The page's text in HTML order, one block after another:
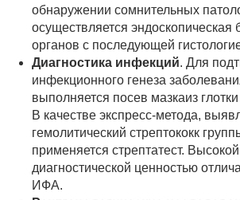
обнаружении сомнительных
осуществляется
органов с последующей
Диагностика инфекций. Для
инфекционного генеза
выполняется посев мазкаиз
В качестве экспресс-метода,
гемолитический стрептококк
применяется стрептатест. Высокой
диагностической ценностью
ИФА.